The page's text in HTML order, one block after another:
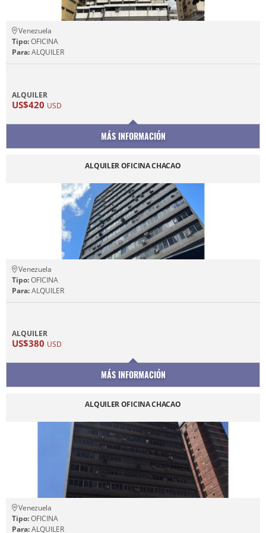
Venezuela
Tipo:OFICINA
Para:ALQUILER
ALQUILER
US$420 USD
MÁS INFORMACIÓN
ALQUILER OFICINA CHACAO
Venezuela
Tipo:OFICINA
Para:ALQUILER
ALQUILER
US$380 USD
MÁS INFORMACIÓN
ALQUILER OFICINA CHACAO
Venezuela
Tipo:OFICINA
Para:ALQUILER